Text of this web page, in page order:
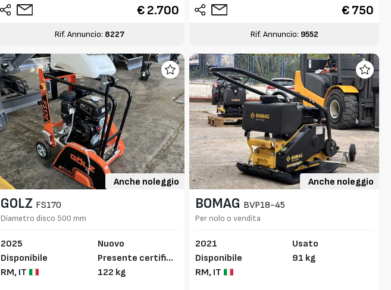
€ 2.700
Rif. Annuncio: 8227
€ 750
Rif. Annuncio: 9552
Anche noleggio
GOLZ FS170
Diametro disco 500 mm
2025
Disponibile
RM, IT
Nuovo
Presente certifica
to CE
122 kg
Anche noleggio
BOMAG BVP18-45
Per nolo o vendita
2021
Disponibile
RM, IT
Usato
91 kg